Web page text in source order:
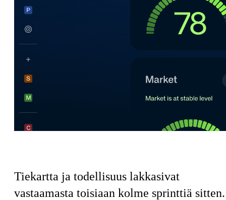
Tiekartta ja todellisuus lakkasivat
vastaamasta toisiaan kolme sprinttiä sitten.